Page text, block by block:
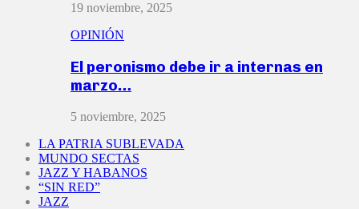
19 noviembre, 2025
OPINIÓN
El peronismo debe ir a internas en
marzo…
5 noviembre, 2025
LA PATRIA SUBLEVADA
MUNDO SECTAS
JAZZ Y HABANOS
“SIN RED”
JAZZ